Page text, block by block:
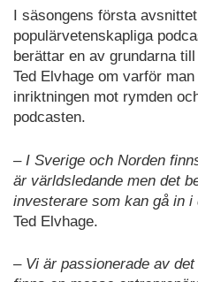
I säsongens första
populärvetenskapliga
berättar en av grundarna
Ted Elvhage om varför
inriktningen mot rymden
podcasten.
– I Sverige och Norden
är världsledande men det
investerare som kan gå in i
Ted Elvhage.
– Vi är passionerade av